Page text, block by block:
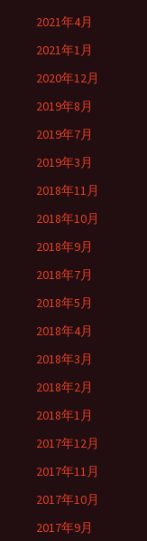
2021年4月
2021年1月
2020年12月
2019年8月
2019年7月
2019年3月
2018年11月
2018年10月
2018年9月
2018年7月
2018年5月
2018年4月
2018年3月
2018年2月
2018年1月
2017年12月
2017年11月
2017年10月
2017年9月